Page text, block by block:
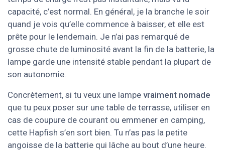
capacité, c’est normal. En général, je la branche le soir
quand je vois qu’elle commence à baisser, et elle est
prête pour le lendemain. Je n’ai pas remarqué de
grosse chute de luminosité avant la fin de la batterie, la
lampe garde une intensité stable pendant la plupart de
son autonomie.
Concrètement, si tu veux une lampe vraiment nomade
que tu peux poser sur une table de terrasse, utiliser en
cas de coupure de courant ou emmener en camping,
cette Hapfish s’en sort bien. Tu n’as pas la petite
angoisse de la batterie qui lâche au bout d’une heure.